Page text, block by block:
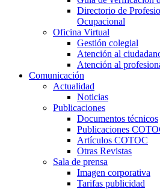
Directorio de
Ocupacional
Oficina Virtual
Gestión colegial
Atención al
Atención al
Comunicación
Actualidad
Noticias
Publicaciones
Documentos técnicos
Publicaciones
Artículos COTOC
Otras Revistas
Sala de prensa
Imagen corporativa
Tarifas publicidad